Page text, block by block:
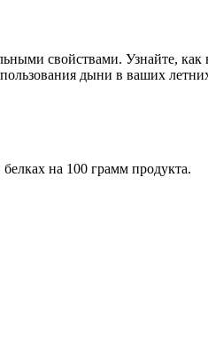
свойствами. Узнайте,
дыни в ваших
на 100 грамм продукта.